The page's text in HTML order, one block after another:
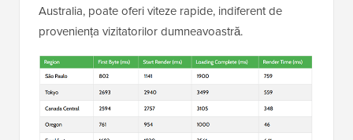
Australia, poate oferi viteze rapide, indiferent de
proveniența vizitatorilor dumneavoastră.